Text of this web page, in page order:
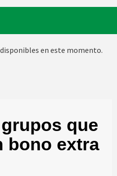
en este momento.
que
bono extra